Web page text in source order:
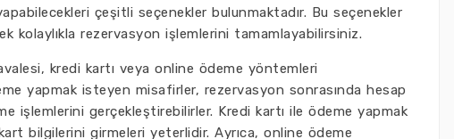
çeşitli seçenekler bulunmaktadır. Bu seçenekler
kolaylıkla rezervasyon işlemlerini tamamlayabilirsiniz.
kredi kartı veya online ödeme yöntemleri
yapmak isteyen misafirler, rezervasyon sonrasında hesap
işlemlerini gerçekleştirebilirler. Kredi kartı ile ödeme yapmak
bilgilerini girmeleri yeterlidir. Ayrıca, online ödeme